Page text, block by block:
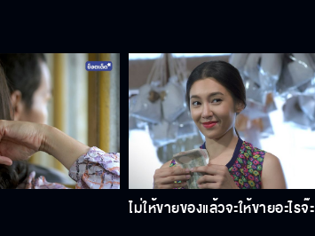
ไม่ให้ขายของแล้วจะให้ขายอะไรจ๊ะ